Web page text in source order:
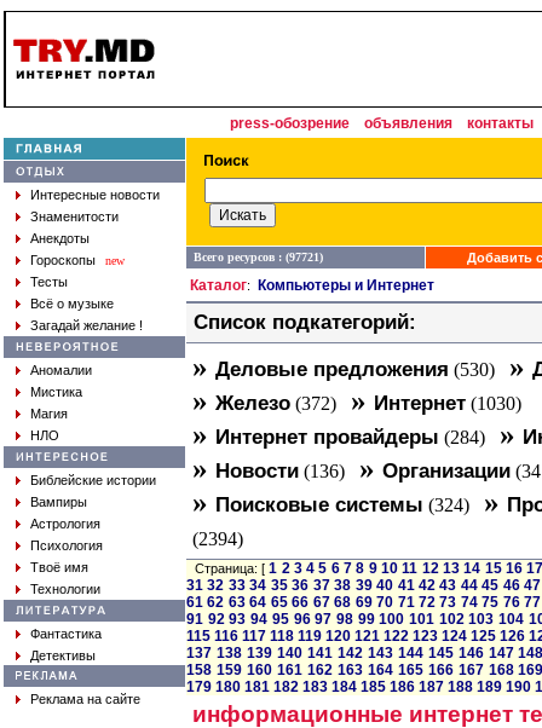
press-обозрение объявления контакты
Интересные новости
Знаменитости
Анекдоты
Гороскопы
new
Тесты
Всё о музыке
Загадай желание !
Аномалии
Мистика
Магия
НЛО
Библейские истории
Вампиры
Астрология
Психология
Твоё имя
Технологии
Фантастика
Детективы
Реклама на сайте
Всего ресурсов : (97721) Добавить
Каталог: Компьютеры и Интернет
Список подкатегорий:
» Деловые предложения (530) »
» Железо (372) » Интернет (1030)
» Интернет провайдеры (284) »
» Новости (136) » Организации
» Поисковые системы (324) »
(2394)
Страница: [1 2 3 4 5 6 7 8 9 10 11 12 13 14 15 16
31 32 33 34 35 36 37 38 39 40 41 42 43 44 45 46 47
61 62 63 64 65 66 67 68 69 70 71 72 73 74 75 76 77
91 92 93 94 95 96 97 98 99 100 101 102 103 104
115 116 117 118 119 120 121 122 123 124 125 126
137 138 139 140 141 142 143 144 145 146 147
158 159 160 161 162 163 164 165 166 167 168
179 180 181 182 183 184 185 186 187 188 189 190
информационные интернет